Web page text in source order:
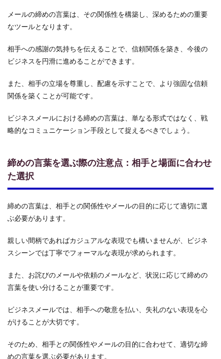
お詫
締め
葉の
例：
避け
るべ
現
3
ート
メー
ルで
使え
めの
言
葉：
みを
込め
3.1
友人
への
ル：
カジ
表現
メールの締めの言葉は、その関係性を構築し、深めるための重要
なツールとなります。
相手への感謝の気持ちを伝えることで、信頼関係を築き、今後の
ビジネスを円滑に進めることができます。
また、相手の立場を尊重し、配慮を示すことで、より強固な信頼
関係を築くことが可能です。
ビジネスメールにおける締めの言葉は、単なる形式ではなく、戦
略的なコミュニケーション手段として捉えるべきでしょう。
締めの言葉を選ぶ際の注意点：相手と場面に合わせ
た選択
締めの言葉は、相手との関係性やメールの目的に応じて適切に選
ぶ必要があります。
親しい間柄であればカジュアルな表現でも構いませんが、ビジネ
スシーンでは丁寧でフォーマルな表現が求められます。
また、お詫びのメールや依頼のメールなど、状況に応じて締めの
言葉を使い分けることが重要です。
ビジネスメールでは、相手への敬意を払い、失礼のない表現を心
がけることが大切です。
そのため、相手との関係性やメールの目的に合わせて、適切な締
めの言葉を選ぶ必要があります。